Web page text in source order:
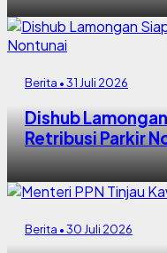
Berita • 31 Juli 2026
Dishub
Retribusi Parkir
Berita • 30 Juli 2026